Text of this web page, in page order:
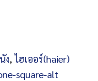
ง,ไฮเออร์(haier)
square-alt